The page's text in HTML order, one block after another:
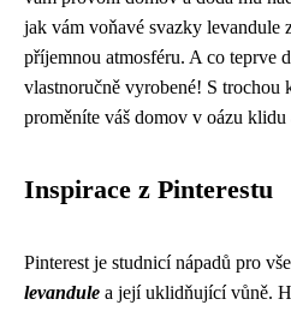
jak vám voňavé svazky levandule
příjemnou atmosféru. A co teprve
vlastnoručně vyrobené! S trochou
proměníte váš domov v oázu klidu
Inspirace z Pinterestu
Pinterest je studnicí nápadů pro
levandule a její uklidňující vůně.